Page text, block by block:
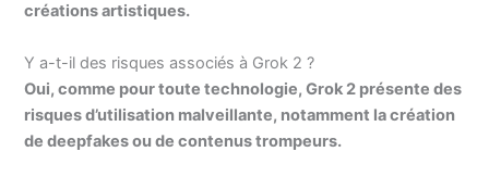
créations artistiques.
Y a-t-il des risques associés à Grok 2 ?
Oui, comme pour toute technologie, Grok 2 présente des
risques d’utilisation malveillante, notamment la création
de deepfakes ou de contenus trompeurs.